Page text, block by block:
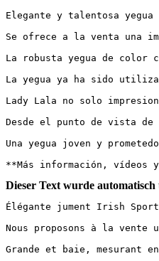
Elegante y talentosa
Se ofrece a la venta una
La robusta yegua de color
La yegua ya ha sido
Lady Lala no solo
Desde el punto de vista
Una yegua joven y
**Más información,
Dieser Text wurde automatisch
Élégante jument Irish
Nous proposons à la vente
Grande et baie, mesurant